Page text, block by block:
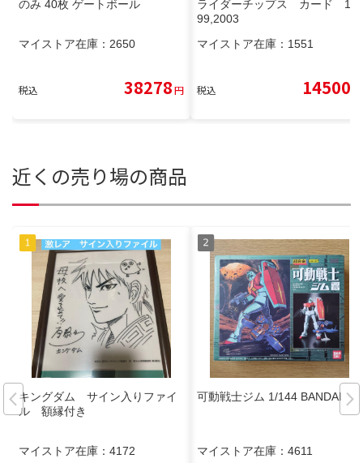
のみ 40枚 ゲートボール
マイストア在庫： 2650
税込 38278円
ライダーチップス カード 19
99,2003
マイストア在庫： 1551
税込 14500
近くの売り場の商品
キングダム サイン入りファイ
ル 額縁付き
マイストア在庫： 4172
可動戦士ジム 1/144 BANDAI
マイストア在庫： 4611